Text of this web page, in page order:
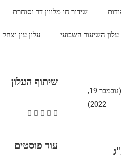
שידור חי מלווין דר וסוחרת
עלון השיעור השבועי עלון עין יצחק
כ״ה במרחשוון ה׳תשפ״ג (נובמבר 19,
2022)
שיתוף העלון
עוד פוסטים